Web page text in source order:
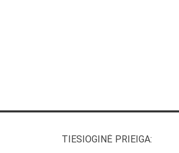
TIESIOGINĖ PRIEIGA: